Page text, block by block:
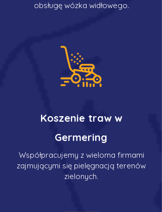
obsługę wózka widłowego.
Koszenie traw w
Germering
Współpracujemy z wieloma firmami
zajmującymi się pielęgnacją terenów
zielonych.